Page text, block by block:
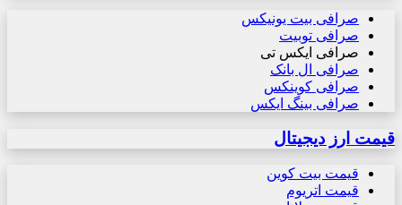
صرافی بیت یونیکس
صرافی توبیت
صرافی ایکس تی
صرافی ال بانک
صرافی کوینکس
صرافی بینگ ایکس
قیمت ارز دیجیتال
قیمت بیت کوین
قیمت اتریوم